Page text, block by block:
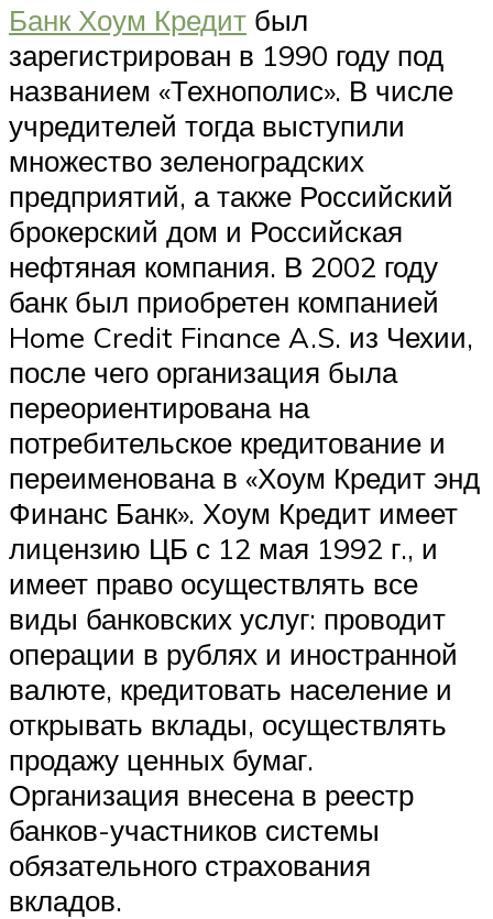
Банк Хоум Кредит был
зарегистрирован в 1990 году под
названием «Технополис». В числе
учредителей тогда выступили
множество зеленоградских
предприятий, а также Российский
брокерский дом и Российская
нефтяная компания. В 2002 году
банк был приобретен компанией
Home Credit Finance A.S. из Чехии,
после чего организация была
переориентирована на
потребительское кредитование и
переименована в «Хоум Кредит энд
Финанс Банк». Хоум Кредит имеет
лицензию ЦБ с 12 мая 1992 г., и
имеет право осуществлять все
виды банковских услуг: проводит
операции в рублях и иностранной
валюте, кредитовать население и
открывать вклады, осуществлять
продажу ценных бумаг.
Организация внесена в реестр
банков-участников системы
обязательного страхования
вкладов.